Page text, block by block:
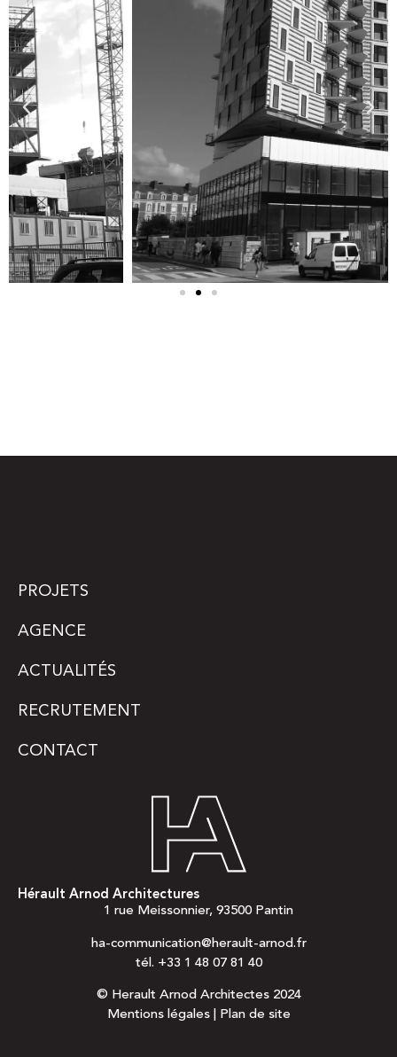
PROJETS
AGENCE
ACTUALITÉS
RECRUTEMENT
CONTACT
Hérault Arnod Architectures
1 rue Meissonnier, 93500 Pantin
ha-communication@herault-arnod.fr
tél. +33 1 48 07 81 40
© Herault Arnod Architectes 2024
Mentions légales| Plan de site